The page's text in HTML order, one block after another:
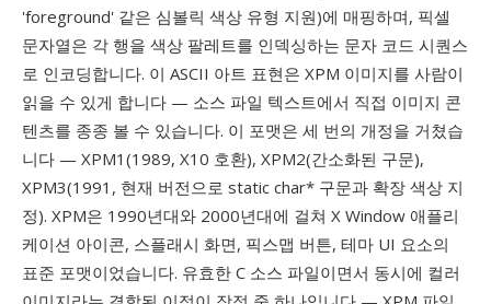
'foreground' 같은 심볼릭 색상 유형 지원)에 매핑하며, 픽셀
문자열은 각 행을 색상 팔레트를 인덱싱하는 문자 코드 시퀀스
로 인코딩합니다. 이 ASCII 아트 표현은 XPM 이미지를 사람이
읽을 수 있게 합니다 — 소스 파일 텍스트에서 직접 이미지 콘
텐츠를 종종 볼 수 있습니다. 이 포맷은 세 번의 개정을 거쳤습
니다 — XPM1(1989, X10 호환), XPM2(간소화된 구문),
XPM3(1991, 현재 버전으로 static char* 구문과 확장 색상 지
정). XPM은 1990년대와 2000년대에 걸쳐 X Window 애플리
케이션 아이콘, 스플래시 화면, 픽스맵 버튼, 테마 UI 요소의
표준 포맷이었습니다. 유효한 C 소스 파일이면서 동시에 컬러